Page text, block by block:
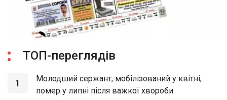
ТОП-переглядів
1
Молодший сержант, мобілізований у квітні,
помер у липні після важкої хвороби